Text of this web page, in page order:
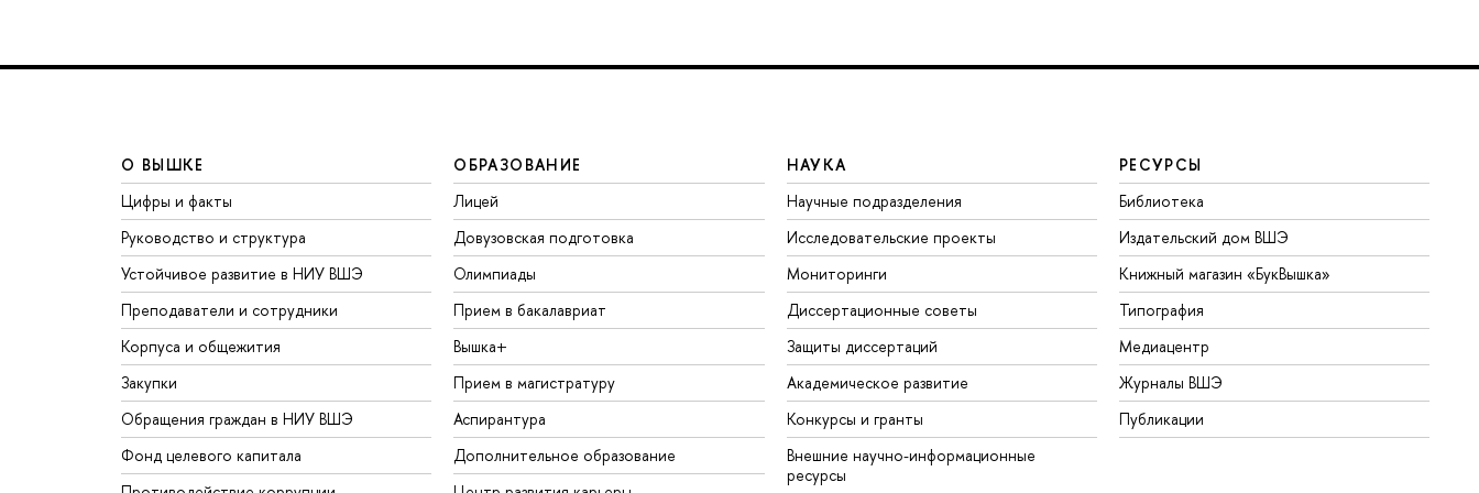
О ВЫШКЕ
Цифры и факты
Руководство и структура
Устойчивое развитие в НИУ ВШЭ
Преподаватели и сотрудники
Корпуса и общежития
Закупки
Обращения граждан в НИУ ВШЭ
Фонд целевого капитала
ОБРАЗОВАНИЕ
Лицей
Довузовская подготовка
Олимпиады
Прием в бакалавриат
Вышка+
Прием в магистратуру
Аспирантура
Дополнительное образование
НАУКА
Научные подразделения
Исследовательские проекты
Мониторинги
Диссертационные советы
Защиты диссертаций
Академическое развитие
Конкурсы и гранты
Внешние научно-информационные
ресурсы
РЕСУРСЫ
Библиотека
Издательский дом ВШЭ
Книжный магазин «БукВышка»
Типография
Медиацентр
Журналы ВШЭ
Публикации